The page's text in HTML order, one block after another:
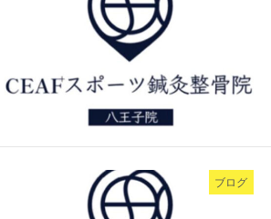
ブログ